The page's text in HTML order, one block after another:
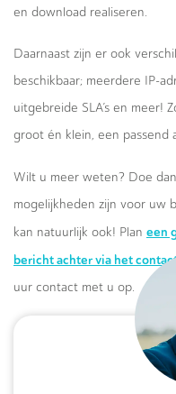
en download realiseren.
Daarnaast zijn er ook
beschikbaar; meerdere IP-
uitgebreide SLA’s en meer!
groot én klein, een passend
Wilt u meer weten? Doe dan
mogelijkheden zijn voor uw
kan natuurlijk ook! Plan een
bericht achter via het
uur contact met u op.